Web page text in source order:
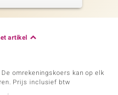
artikel
omrekeningskoers kan op elk
Prijs inclusief btw